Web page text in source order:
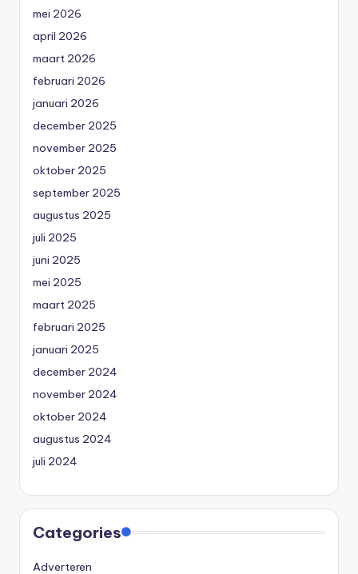
mei 2026
april 2026
maart 2026
februari 2026
januari 2026
december 2025
november 2025
oktober 2025
september 2025
augustus 2025
juli 2025
juni 2025
mei 2025
maart 2025
februari 2025
januari 2025
december 2024
november 2024
oktober 2024
augustus 2024
juli 2024
Categories
Adverteren